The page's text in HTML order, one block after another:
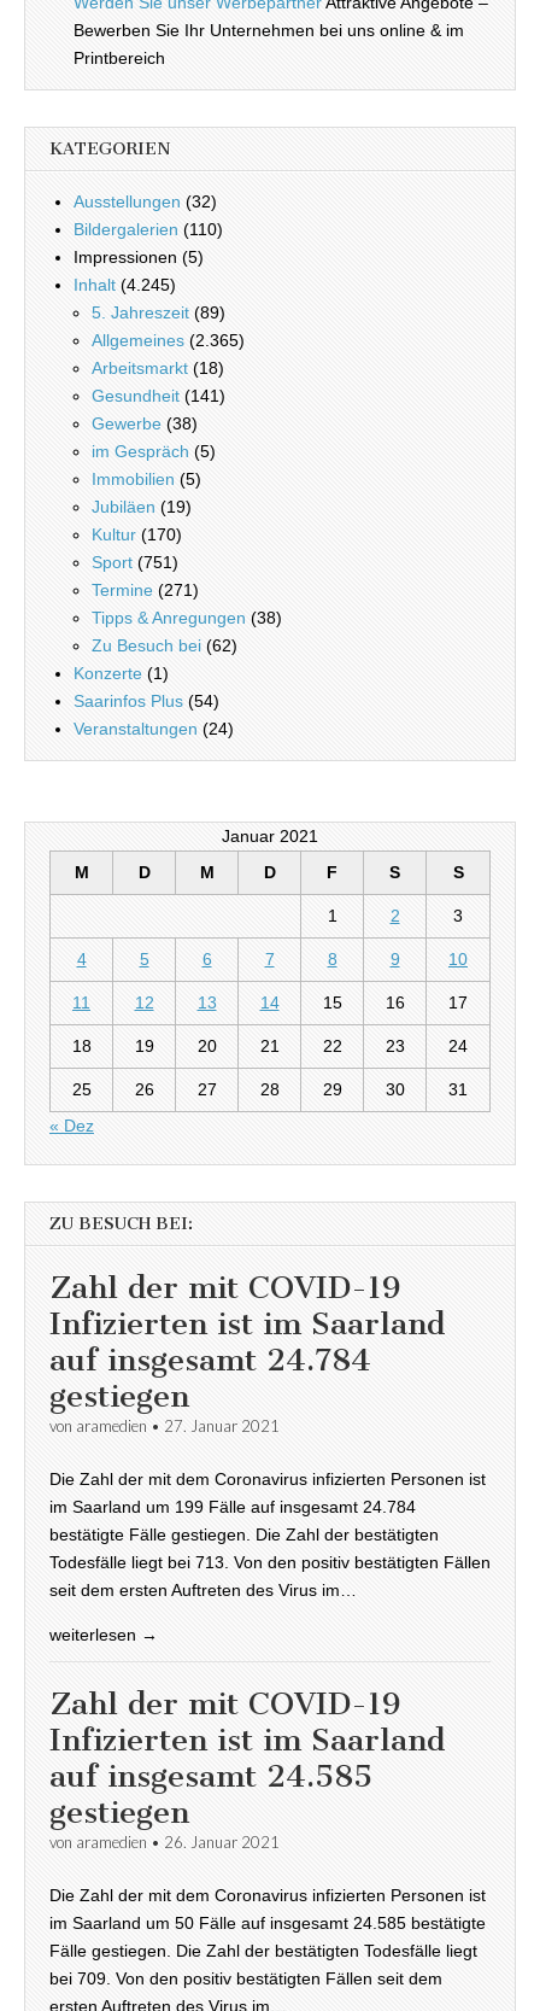
Bewerben Sie Ihr Unternehmen bei uns online & im
Printbereich
KATEGORIEN
Ausstellungen (32)
Bildergalerien (110)
Impressionen (5)
Inhalt (4.245)
5. Jahreszeit (89)
Allgemeines (2.365)
Arbeitsmarkt (18)
Gesundheit (141)
Gewerbe (38)
im Gespräch (5)
Immobilien (5)
Jubiläen (19)
Kultur (170)
Sport (751)
Termine (271)
Tipps & Anregungen (38)
Zu Besuch bei (62)
Konzerte (1)
Saarinfos Plus (54)
Veranstaltungen (24)
Januar 2021
M
D M D F S S
1 2 3
4 5 6 7 8 9 10
11 12 13 14 15 16 17
18 19 20 21 22 23 24
25 26 27 28 29 30
31
« Dez
ZU BESUCH BEI:
Zahl der mit COVID-19
Infizierten ist im Saarland
auf insgesamt 24.784
gestiegen
von aramedien • 27. Januar 2021
Die Zahl der mit dem Coronavirus infizierten Personen ist
im Saarland um 199 Fälle auf insgesamt 24.784
bestätigte Fälle gestiegen. Die Zahl der bestätigten
Todesfälle liegt bei 713. Von den positiv bestätigten Fällen
seit dem ersten Auftreten des Virus im…
weiterlesen →
Zahl der mit COVID-19
Infizierten ist im Saarland
auf insgesamt 24.585
gestiegen
von aramedien • 26. Januar 2021
Die Zahl der mit dem Coronavirus infizierten Personen ist
im Saarland um 50 Fälle auf insgesamt 24.585 bestätigte
Fälle gestiegen. Die Zahl der bestätigten Todesfälle liegt
bei 709. Von den positiv bestätigten Fällen seit dem
ersten Auftreten des Virus im…